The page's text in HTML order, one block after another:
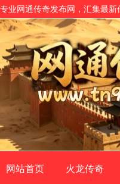
专业网通传奇发布网，汇集最
网站首页 火龙传奇